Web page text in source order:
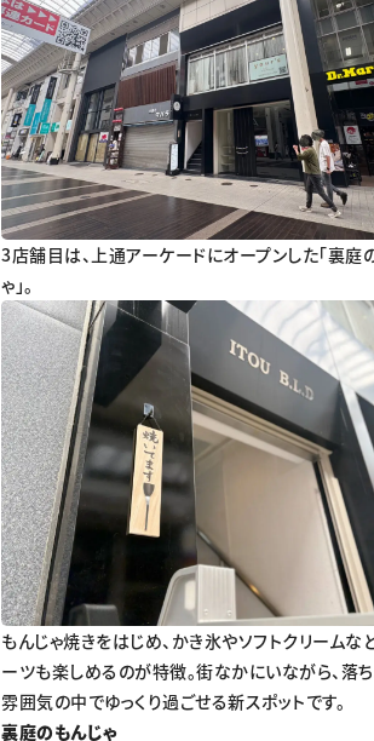
3店舗目は、上通アーケードにオープンした「裏庭
ゃ」。
もんじゃ焼きをはじめ、かき氷やソフトクリームな
ーツも楽しめるのが特徴。街なかにいながら、落
雰囲気の中でゆっくり過ごせる新スポットです。
裏庭のもんじゃ